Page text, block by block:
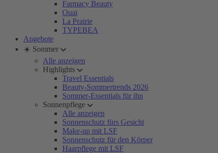
Farmacy Beauty
Ouai
La Prairie
TYPEBEA
Angebote
☀️ Sommer
Alle anzeigen
Highlights
Travel Essentials
Beauty-Sommertrends 2026
Sommer-Essentials für ihn
Sonnenpflege
Alle anzeigen
Sonnenschutz fürs Gesicht
Make-up mit LSF
Sonnenschutz für den Körper
Haarpflege mit LSF